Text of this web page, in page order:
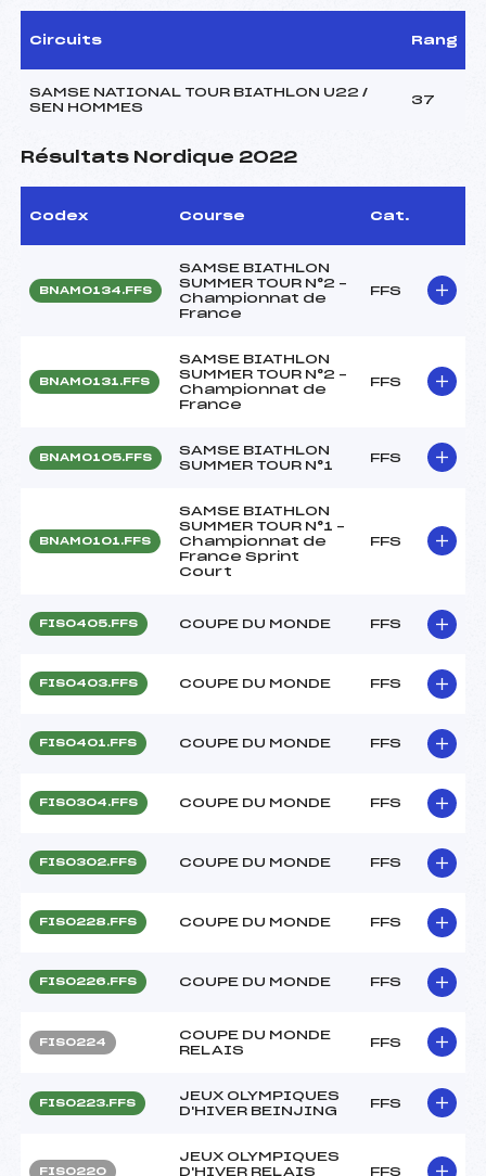
Circuits Rang
SAMSE NATIONAL TOUR BIATHLON U22 /
SEN HOMMES
37
Résultats Nordique 2022
Codex Course Cat.
BNAM0134.FFS
SAMSE BIATHLON
SUMMER TOUR N°2 –
Championnat de
France
FFS
BNAM0131.FFS
SAMSE BIATHLON
SUMMER TOUR N°2 –
Championnat de
France
FFS
BNAM0105.FFS
SAMSE BIATHLON
SUMMER TOUR N°1
FFS
BNAM0101.FFS
SAMSE BIATHLON
SUMMER TOUR N°1 –
Championnat de
France Sprint
Court
FFS
FIS0405.FFS COUPE DU MONDE FFS
FIS0403.FFS COUPE DU MONDE FFS
FIS0401.FFS COUPE DU MONDE FFS
FIS0304.FFS COUPE DU MONDE FFS
FIS0302.FFS COUPE DU MONDE FFS
FIS0228.FFS COUPE DU MONDE FFS
FIS0226.FFS COUPE DU MONDE FFS
FIS0224
COUPE DU MONDE
RELAIS
FFS
FIS0223.FFS
JEUX OLYMPIQUES
D'HIVER BEINJING
FFS
FIS0220
JEUX OLYMPIQUES
D'HIVER RELAIS
FFS